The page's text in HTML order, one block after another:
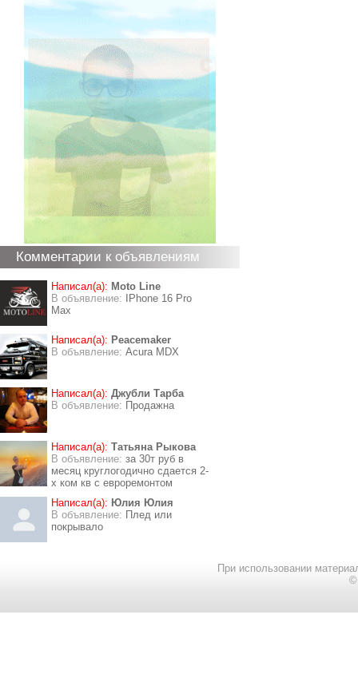
Комментарии к объявлениям
Написал(а): Moto Line
В объявление:
IPhone 16 Pro
Max
Написал(а): Peacemaker
В объявление: Acura MDX
Написал(а): Джубли Тарба
В объявление: Продажна
Написал(а): Татьяна Рыкова
В объявление: за 30т руб в
месяц круглогодично сдается 2-
х ком кв с евроремонтом
Написал(а): Юлия Юлия
В объявление: Плед или
покрывало
При использовании